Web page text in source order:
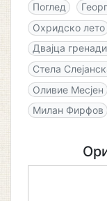
Поглед
Охридско лето
Двајца
Стела
Оливие Месјен
Милан Фирфов